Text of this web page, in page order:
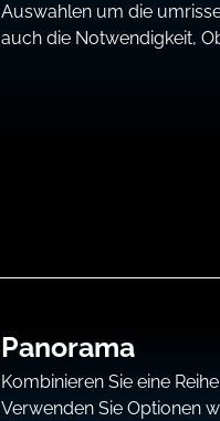
Auswahlen um die
auch die Notwendigkeit,
Panorama
Kombinieren Sie eine
Verwenden Sie Optionen